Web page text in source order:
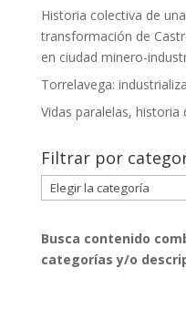
Historia colectiva de
transformación de
en ciudad minero-
Torrelavega:
Vidas paralelas, historia
Filtrar por
Filtrar
por
Busca contenido
categorías y/o